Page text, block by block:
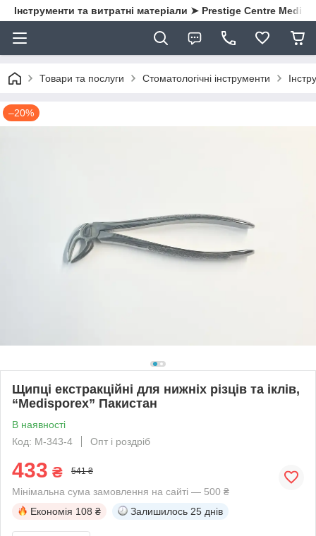
Інструменти та витратні матеріали ➤ Prestige Centre Medical
Товари та послуги Стоматологічні інструменти
–20%
Щипці екстракційні для нижніх різців та іклів,
“Medisporex” Пакистан
В наявності
Код: M-343-4
Опт і роздріб
433 ₴ 541 ₴
Мінімальна сума замовлення на сайті — 500 ₴
Економія 108 ₴ Залишилось 25 днів